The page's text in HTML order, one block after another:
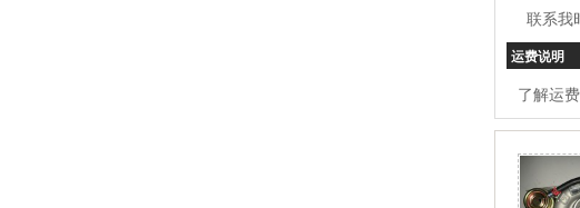
联系我
运费说明
了解运